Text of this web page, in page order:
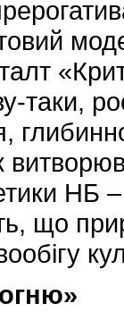
таки,
НБ –
що